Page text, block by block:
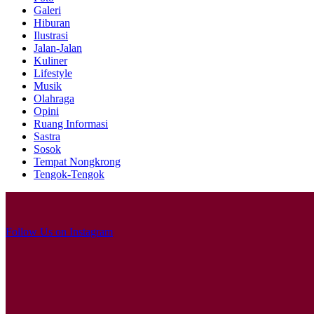
Galeri
Hiburan
Ilustrasi
Jalan-Jalan
Kuliner
Lifestyle
Musik
Olahraga
Opini
Ruang Informasi
Sastra
Sosok
Tempat Nongkrong
Tengok-Tengok
Follow Us on Instagram